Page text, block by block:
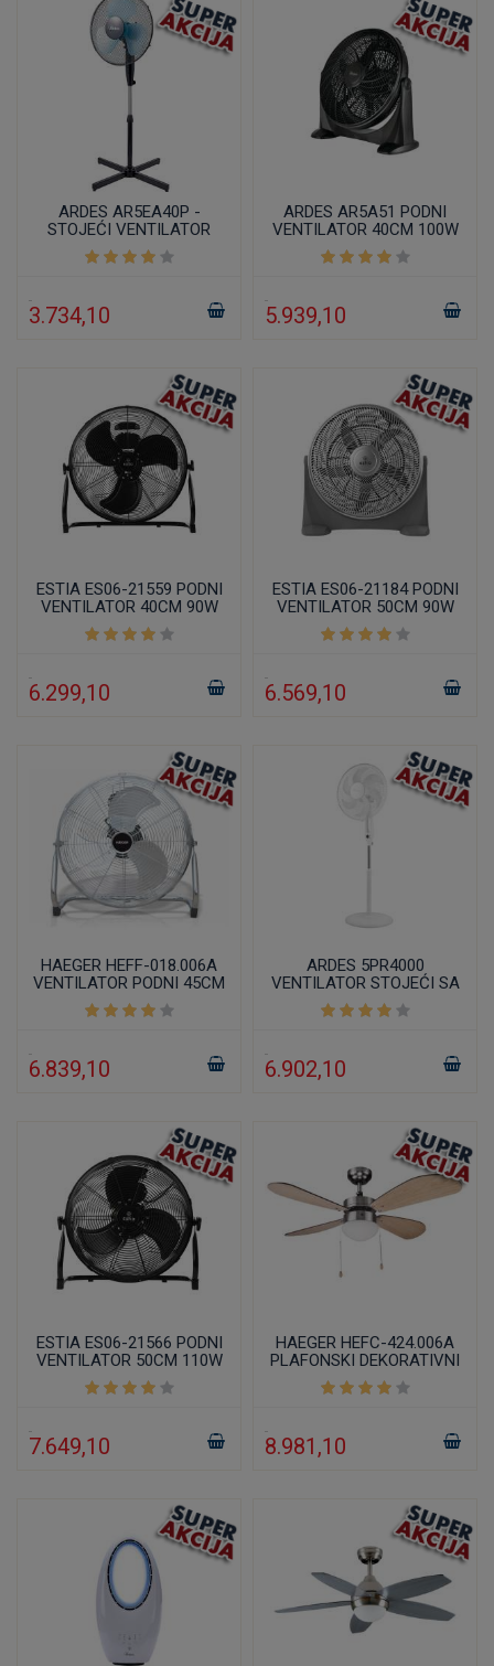
ARDES AR5EA40P -
STOJEĆI VENTILATOR
40CM
3.734,10
ARDES AR5A51 PODNI
VENTILATOR 40CM 100W
5.939,10
ESTIA ES06-21559 PODNI
VENTILATOR 40CM 90W
6.299,10
ESTIA ES06-21184 PODNI
VENTILATOR 50CM 90W
SILVER
6.569,10
HAEGER HEFF-018.006A
VENTILATOR PODNI 45CM
90W
6.839,10
ARDES 5PR4000
VENTILATOR STOJEĆI SA
DALJINSKIM
UPRAVLJAČEM 40CM
6.902,10
ESTIA ES06-21566 PODNI
VENTILATOR 50CM 110W
7.649,10
HAEGER HEFC-424.006A
PLAFONSKI DEKORATIVNI
VENTILATOR 106CM 50W
8.981,10